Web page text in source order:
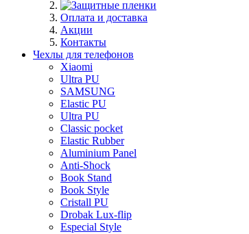
Оплата и доставка
Акции
Контакты
Чехлы для телефонов
Xiaomi
Ultra PU
SAMSUNG
Elastic PU
Ultra PU
Classic pocket
Elastic Rubber
Aluminium Panel
Anti-Shock
Book Stand
Book Style
Cristall PU
Drobak Lux-flip
Especial Style